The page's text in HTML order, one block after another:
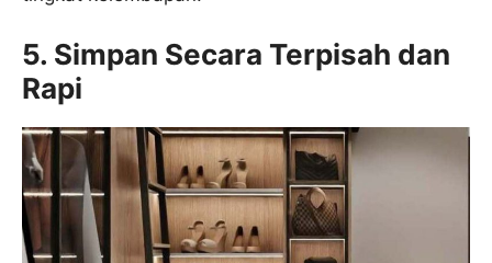
5. Simpan Secara Terpisah dan
Rapi